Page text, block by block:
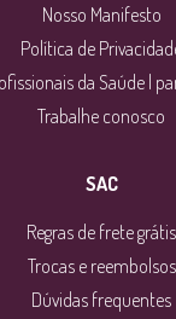
Nosso Manifesto
Política de
da Saúde |
Trabalhe conosco
SAC
Regras de frete grátis
Trocas e reembolsos
Dúvidas frequentes